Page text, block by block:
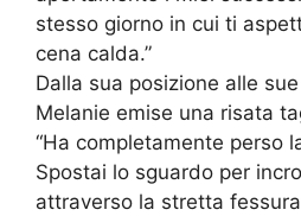
stesso giorno in cui ti
cena calda.”
Dalla sua posizione alle
Melanie emise una risata
“Ha completamente perso
Spostai lo sguardo per
attraverso la stretta